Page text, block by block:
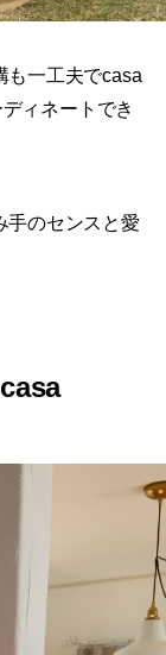
も一工夫でcasa
ィネートでき
手のセンスと愛